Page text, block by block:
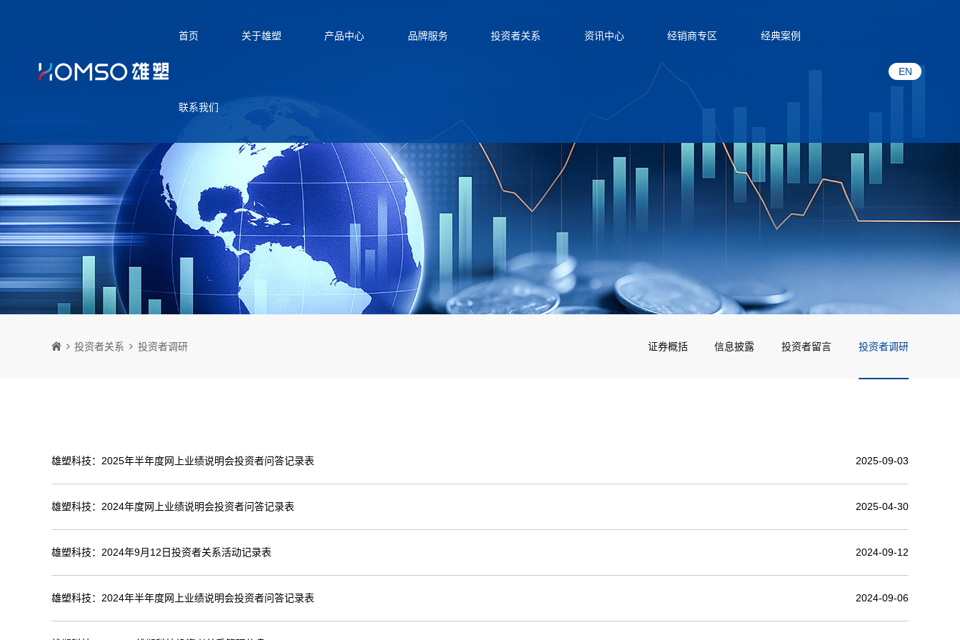
首页 关于雄塑 产品中心 品牌服务 投资者关系 资讯中心 经销商专区 经典案例
联系我们
EN
投资者关系 投资者调研 证券概括 信息披露 投资者留言 投资者调研
雄塑科技：2025年半年度网上业绩说明会投资者问答记录表 2025-09-03
雄塑科技：2024年度网上业绩说明会投资者问答记录表 2025-04-30
雄塑科技：2024年9月12日投资者关系活动记录表 2024-09-12
雄塑科技：2024年半年度网上业绩说明会投资者问答记录表 2024-09-06